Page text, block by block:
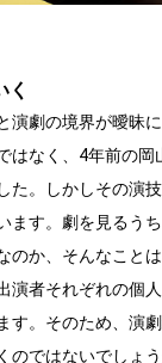
く
演劇の境界が曖昧
はなく、4年前の
た。しかしその演
ます。劇を見るう
のか、そんなこと
演者それぞれの個
す。そのため、演
のではないでしょ